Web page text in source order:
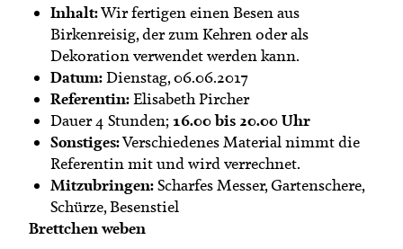
Inhalt:Wir fertigen einen Besen aus
Birkenreisig, der zum Kehren oder als
Dekoration verwendet werden kann.
Datum:Dienstag, 06.06.2017
Referentin:Elisabeth Pircher
Dauer 4 Stunden;16.00 bis 20.00 Uhr
Sonstiges:Verschiedenes Material nimmt die
Referentin mit und wird verrechnet.
Mitzubringen:Scharfes Messer, Gartenschere,
Schürze, Besenstiel
Brettchen weben